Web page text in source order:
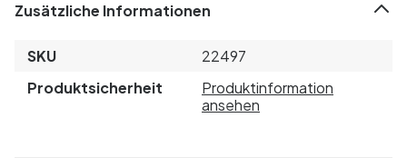
Zusätzliche Informationen
SKU
22497
Produktsicherheit
Produktinformation
ansehen